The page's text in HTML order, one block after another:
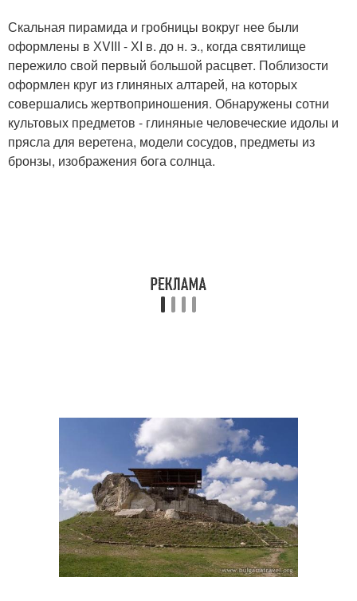
Скальная пирамида и гробницы вокруг нее были
оформлены в ХVІІІ - ХІ в. до н. э., когда святилище
пережило свой первый большой расцвет. Поблизости
оформлен круг из глиняных алтарей, на которых
совершались жертвоприношения. Обнаружены сотни
культовых предметов - глиняные человеческие идолы и
прясла для веретена, модели сосудов, предметы из
бронзы, изображения бога солнца.